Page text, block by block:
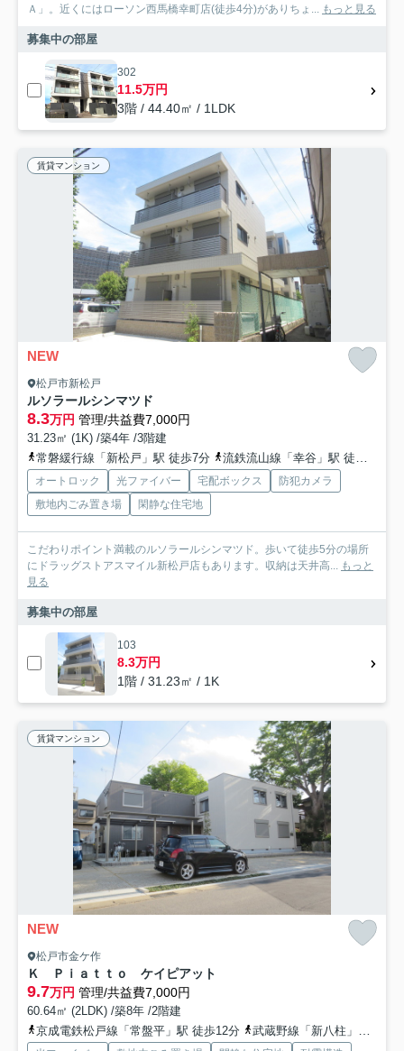
Ａ」。近くにはローソン西馬橋幸町店(徒歩4分)がありちょ...
もっと見る
募集中の部屋
302
11.5万円
3階 / 44.40㎡ / 1LDK
賃貸マンション
NEW
松戸市新松戸
ルソラールシンマツド
8.3万円 管理/共益費7,000円
31.23㎡ (1K) /築4年 /3階建
常磐緩行線「新松戸」駅 徒歩7分
流鉄流山線「幸谷」駅 徒歩7分
オートロック 光ファイバー 宅配ボックス
防犯カメラ
敷地内ごみ置き場
閑静な住宅地
こだわりポイント満載のルソラールシンマツド。歩いて徒歩5分の場所
にドラッグストアスマイル新松戸店もあります。収納は天井高... もっと
見る
募集中の部屋
103
8.3万円
1階 / 31.23㎡ / 1K
賃貸マンション
NEW
松戸市金ケ作
Ｋ Ｐｉａｔｔｏ ケイピアット
9.7万円 管理/共益費7,000円
60.64㎡ (2LDK) /築8年 /2階建
京成電鉄松戸線「常盤平」駅 徒歩12分
武蔵野線「新八柱」駅 徒歩30分